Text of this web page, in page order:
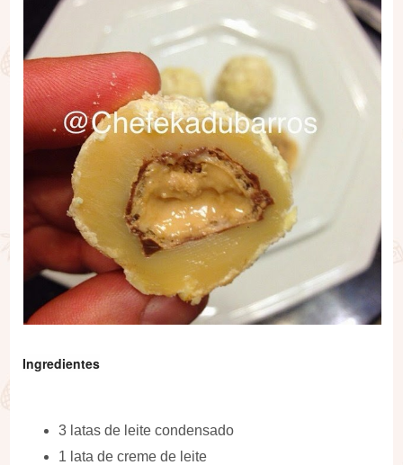
Ingredientes
3 latas de leite condensado
1 lata de creme de leite